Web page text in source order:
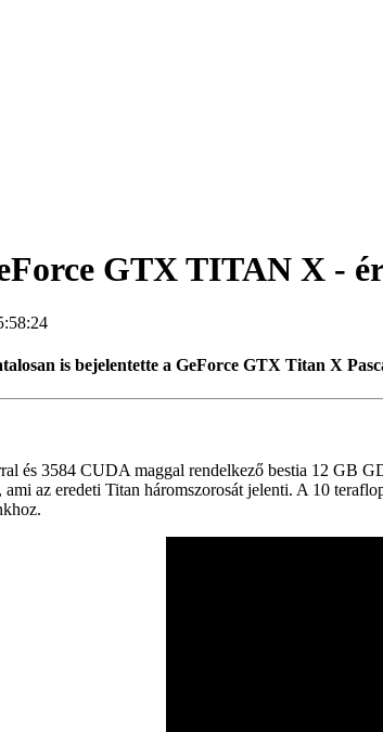
GTX TITAN X -
is bejelentette a GeForce GTX Titan X
és 3584 CUDA maggal rendelkező bestia 12 GB
ami az eredeti Titan háromszorosát jelenti. A 10